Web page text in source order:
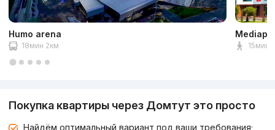
Humo arena
18мин 2км 15мин
Покупка квартиры через Домтут это просто
Найдём оптимальный вариант под ваши требования;